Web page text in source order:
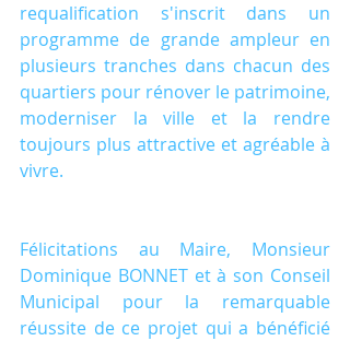
requalification s'inscrit dans un
programme de grande ampleur en
plusieurs tranches dans chacun des
quartiers pour rénover le patrimoine,
moderniser la ville et la rendre
toujours plus attractive et agréable à
vivre.
Félicitations au Maire, Monsieur
Dominique BONNET et à son Conseil
Municipal pour la remarquable
réussite de ce projet qui a bénéficié